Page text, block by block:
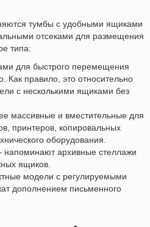
тумбы с удобными ящиками
отсеками для размещения
типа:
для быстрого перемещения
Как правило, это относительно
с несколькими ящиками без
массивные и вместительные для
принтеров, копировальных
оборудования.
архивные стеллажи
ящиков.
модели с регулируемыми
дополнением письменного